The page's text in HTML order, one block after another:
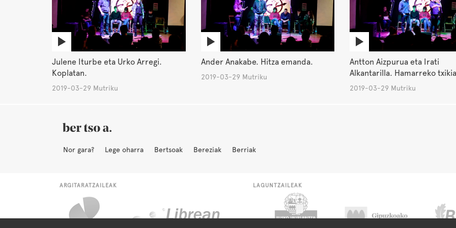
Julene Iturbe eta Urko Arregi.
Koplatan.
2019-03-29 Mutriku
Ander Anakabe. Hitza emanda.
2019-03-29 Mutriku
Antton Aizpurua eta Irati
Alkantarilla. Hamarreko
2019-03-29 Mutriku
Nor gara? Lege oharra Bertsoak Bereziak Berriak
ARGITARATZAILEAK LAGUNTZAILEAK